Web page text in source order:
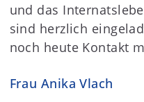
und das
sind herzlich
noch heute Kontakt
Frau Anika Vlach